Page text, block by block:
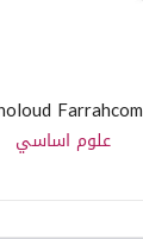
Farrahcom
علوم اساسي